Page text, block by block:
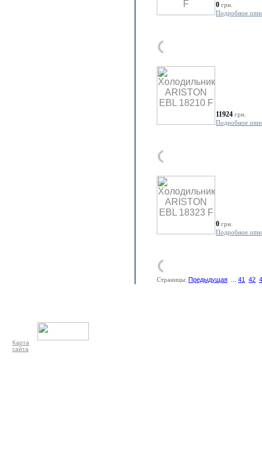
0 грн.
Подробное
11924 грн.
Подробное
0 грн.
Подробное
Страницы: Предыдущая 41 42
Карта
сайта